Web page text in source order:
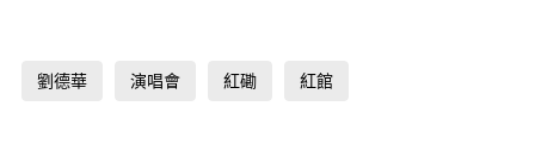
劉德華 演唱會 紅磡 紅館